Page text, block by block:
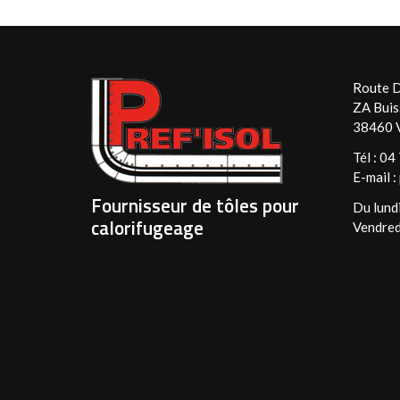
Fournisseur de tôles pour
calorifugeage
Route
ZA
38460
Tél : 04
E-mail :
Du